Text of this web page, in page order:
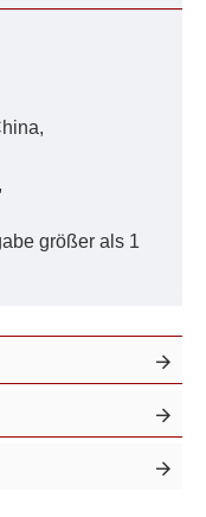
größer als 1
Seidensatin in
finden Sie